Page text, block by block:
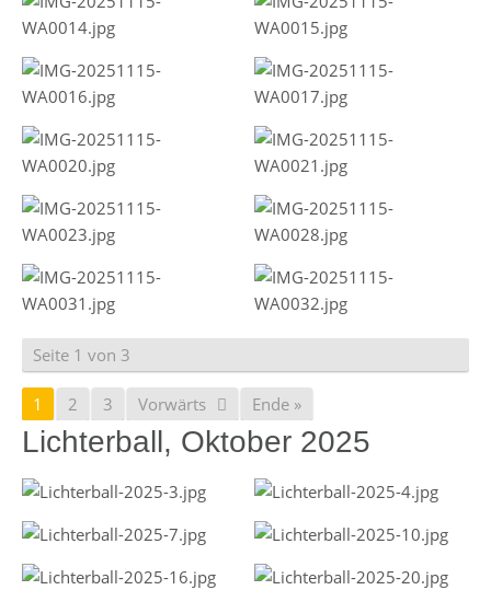
Seite 1 von 3
1 2 3 Vorwärts Ende »
Lichterball, Oktober 2025